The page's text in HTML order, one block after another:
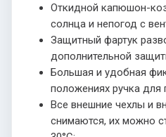
Откидной капюшон-
солнца и непогод с
Защитный фартук
дополнительной
Большая и удобная
положениях ручка для
Все внешние чехлы и
снимаются, их можно